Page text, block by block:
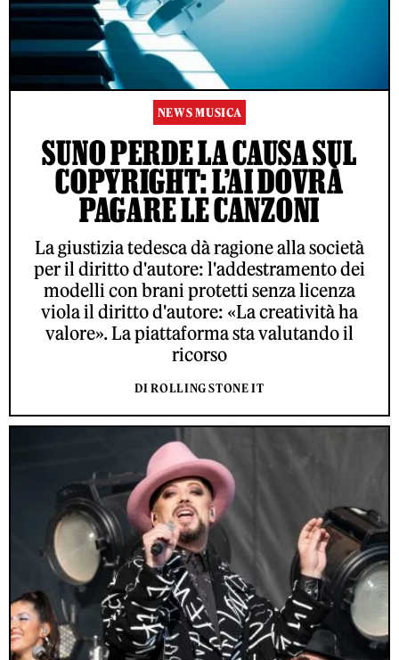
NEWS MUSICA
SUNO PERDE LA CAUSA SUL
COPYRIGHT: L’AI DOVRÀ
PAGARE LE CANZONI
La giustizia tedesca dà ragione alla società
per il diritto d'autore: l'addestramento dei
modelli con brani protetti senza licenza
viola il diritto d'autore: «La creatività ha
valore». La piattaforma sta valutando il
ricorso
DI ROLLING STONE IT